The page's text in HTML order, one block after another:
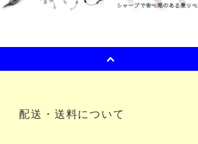
配送・送料について